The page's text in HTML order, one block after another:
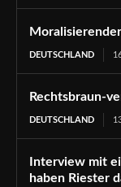
DEUTSCHLAND
Rechtsbraun-
DEUTSCHLAND
Interview mit
haben Riester